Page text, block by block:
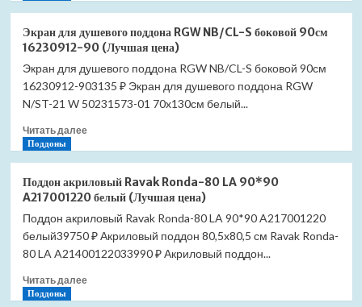
90
цена)
для
душевого
поддона
RGW
NB/LUX
80см
80
(Лучшая
цена)
Экран для душевого поддона RGW NB/CL-S боковой 90см
16230912-90 (Лучшая цена)
Экран для душевого поддона RGW NB/CL-S боковой 90см
16230912-903135 ₽ Экран для душевого поддона RGW
N/ST-21 W 50231573-01 70x130см белый...
Читать далееПрочитать
для
душевого
поддона
RGW
NB/CL-
боковой
Поддоны
Поддон акриловый Ravak Ronda-80 LA 90*90
A217001220 белый (Лучшая цена)
Поддон акриловый Ravak Ronda-80 LA 90*90 A217001220
белый39750 ₽ Акриловый поддон 80,5x80,5 см Ravak Ronda-
80 LA A21400122033990 ₽ Акриловый поддон...
Читать далееПрочитать
Поддоны